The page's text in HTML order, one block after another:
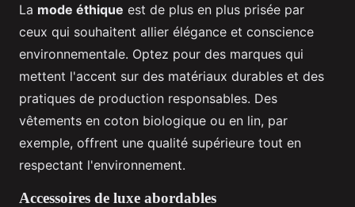
La mode éthique est de plus en plus prisée par
ceux qui souhaitent allier élégance et conscience
environnementale. Optez pour des marques qui
mettent l'accent sur des matériaux durables et des
pratiques de production responsables. Des
vêtements en coton biologique ou en lin, par
exemple, offrent une qualité supérieure tout en
respectant l'environnement.
Accessoires de luxe abordables